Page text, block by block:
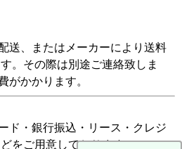
送、またはメーカーにより送料
。その際は別途ご連絡致しま
がかかります。
ド・銀行振込・リース・クレジ
をご用意しております。